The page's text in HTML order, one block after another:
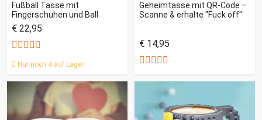
Fußball Tasse mit
Fingerschuhen und Ball
€ 22,95
Nur noch 4 auf Lager
Geheimtasse mit QR-Code –
Scanne & erhalte "Fuck off"
€ 14,95